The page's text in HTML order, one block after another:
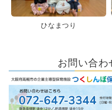
ひなまつり
お問い合わ